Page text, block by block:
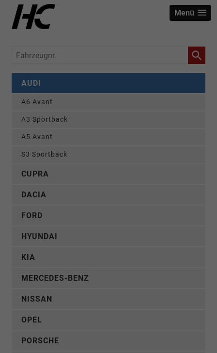
Menü
Fahrzeugnr.
AUDI
A6 Avant
A3 Sportback
A5 Avant
S3 Sportback
CUPRA
DACIA
FORD
HYUNDAI
KIA
MERCEDES-BENZ
NISSAN
OPEL
PORSCHE